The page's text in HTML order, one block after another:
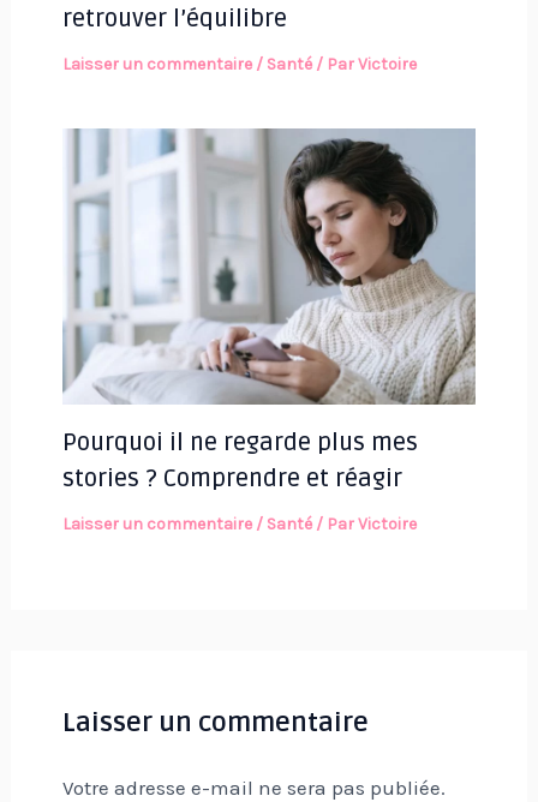
retrouver l’équilibre
Laisser un commentaire / Santé/ ParVictoire
Pourquoi il ne regarde plus mes
stories ? Comprendre et réagir
Laisser un commentaire / Santé/ ParVictoire
Laisser un commentaire
Votre adresse e-mail ne sera pas publiée.